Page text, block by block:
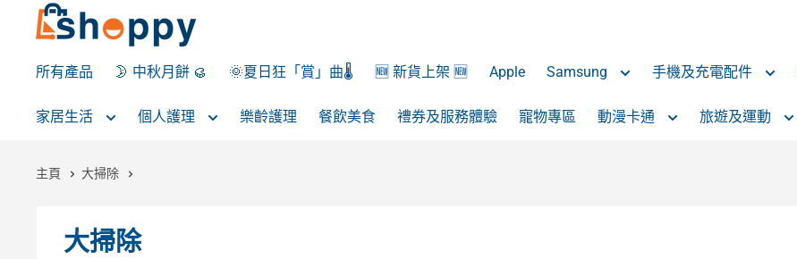
所有產品 🌛 中秋月餅 🥮 🌞夏日狂「賞」曲🌡️ 🆕 新貨上架 🆕 Apple Samsung 手機及充電配件
家居生活 個人護理 樂齡護理 餐飲美食 禮券及服務體驗 寵物專區 動漫卡通 旅遊及運動
主頁 大掃除
大掃除